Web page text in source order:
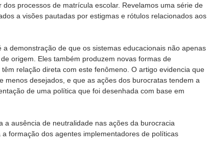
processos de matrícula escolar. Revelamos uma série de
a visões pautadas por estigmas e rótulos relacionados aos
a demonstração de que os sistemas educacionais não apenas
origem. Eles também produzem novas formas de
relação direta com este fenômeno. O artigo evidencia que
menos desejados, e que as ações dos burocratas tendem a
de uma política que foi desenhada com base em
a ausência de neutralidade nas ações da burocracia
formação dos agentes implementadores de políticas